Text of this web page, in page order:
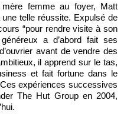
mère femme au foyer, Matt
une telle réussite. Expulsé de
“pour rendre visite à son
a d’abord fait ses
avant de vendre des
il apprend sur le tas,
et fait fortune dans le
expériences successives
The Hut Group en 2004,